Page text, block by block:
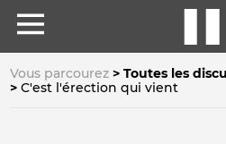
Vous parcourez
Toutes les
C'est l'érection qui vient